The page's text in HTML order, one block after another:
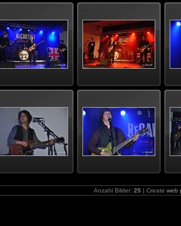
Anzahl Bilder: 25 | Create web